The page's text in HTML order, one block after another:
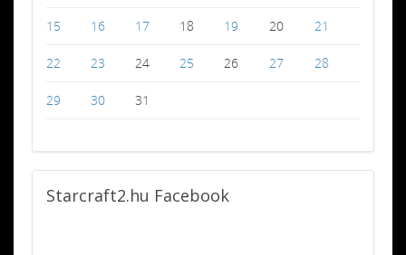
15 16 17 18 19 20 21
22 23 24 25 26 27 28
29 30 31
Starcraft2.hu Facebook